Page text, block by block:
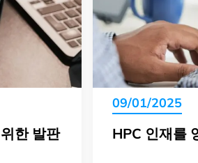
한 발판
09/01/2025
HPC 인재를